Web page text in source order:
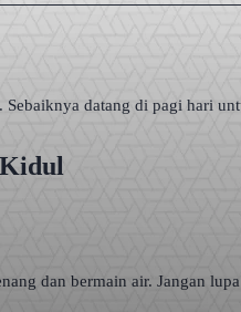
datang di pagi hari
dan bermain air. Jangan